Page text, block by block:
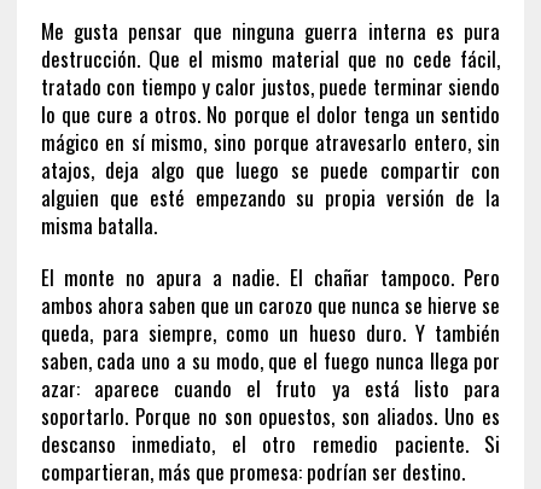
Me gusta pensar que ninguna guerra interna es pura
destrucción. Que el mismo material que no cede fácil,
tratado con tiempo y calor justos, puede terminar siendo
lo que cure a otros. No porque el dolor tenga un sentido
mágico en sí mismo, sino porque atravesarlo entero, sin
atajos, deja algo que luego se puede compartir con
alguien que esté empezando su propia versión de la
misma batalla.
El monte no apura a nadie. El chañar tampoco. Pero
ambos ahora saben que un carozo que nunca se hierve se
queda, para siempre, como un hueso duro. Y también
saben, cada uno a su modo, que el fuego nunca llega por
azar: aparece cuando el fruto ya está listo para
soportarlo. Porque no son opuestos, son aliados. Uno es
descanso inmediato, el otro remedio paciente. Si
compartieran, más que promesa: podrían ser destino.